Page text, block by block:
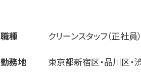
職種 クリーンスタッフ（正社員）
勤務地
東京都新宿区・品川区・